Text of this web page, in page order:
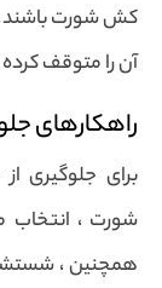
کش شورت باشند.
آن را متوقف
راهکارهای
برای جلوگیری
شورت ، انتخاب
همچنین ،